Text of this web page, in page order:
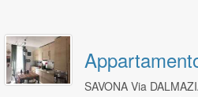
SAVONA Via